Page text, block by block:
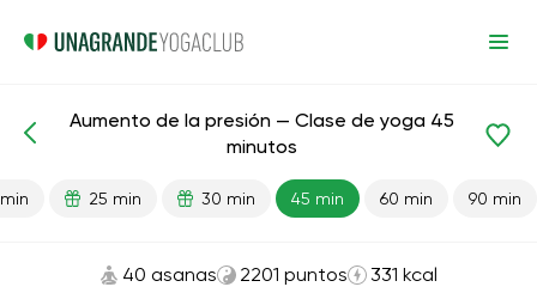
Lecciones preparadas Presión
Aumento de la presión — Clase de yoga 45
minutos
25 min 30 min 45 min 60 min 90 min
40 asanas 2201 puntos 331 kcal